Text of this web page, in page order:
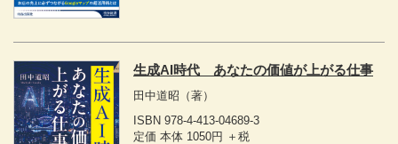
生成AI時代 あなたの価値が上がる仕事
田中道昭 （著）
ISBN 978-4-413-04689-3
定価 本体 1050円 ＋税